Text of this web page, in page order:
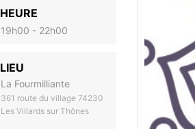
HEURE
19h00 - 22h00
LIEU
La Fourmilliante
361 route du village 74230
Les Villards sur Thônes